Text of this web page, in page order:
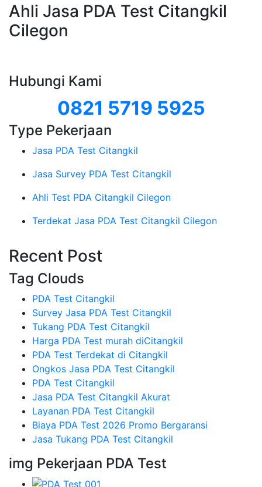
Ahli Jasa PDA Test Citangkil
Cilegon
Hubungi Kami
0821 5719 5925
Type Pekerjaan
Jasa PDA Test Citangkil
Jasa Survey PDA Test Citangkil
Ahli Test PDA Citangkil Cilegon
Terdekat Jasa PDA Test Citangkil Cilegon
Recent Post
Tag Clouds
PDA Test Citangkil
Survey Jasa PDA Test Citangkil
Tukang PDA Test Citangkil
Harga PDA Test murah diCitangkil
PDA Test Terdekat di Citangkil
Ongkos Jasa PDA Test Citangkil
PDA Test Citangkil
Jasa PDA Test Citangkil Akurat
Layanan PDA Test Citangkil
Biaya PDA Test 2026 Promo Bergaransi
Jasa Tukang PDA Test Citangkil
img Pekerjaan PDA Test